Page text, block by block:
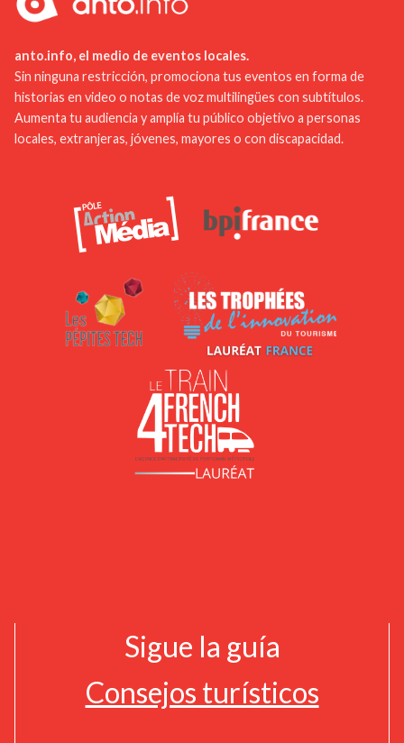
transporte público para facilitar los
lugares turísticos. Finalmente, ofrecer visitas
guiadas temáticas, como recorridos históricos o
gastronómicos, diversificaría la oferta turística y
satisfaría a una clientela diversa.
anto.info, el medio de eventos locales.
Sin ninguna restricción, promociona tus eventos en forma de
historias en video o notas de voz multilingües con subtítulos.
Aumenta tu audiencia y amplía tu público objetivo a personas
locales, extranjeras, jóvenes, mayores o con discapacidad.
Sigue la guía
Consejos turísticos